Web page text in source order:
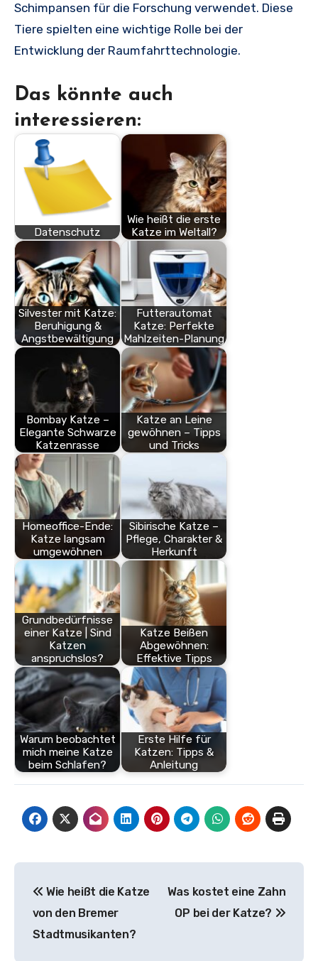
Schimpansen für die Forschung verwendet. Diese
Tiere spielten eine wichtige Rolle bei der
Entwicklung der Raumfahrttechnologie.
Das könnte auch
interessieren:
Datenschutz
Wie heißt die erste
Katze im Weltall?
Silvester mit Katze:
Beruhigung &
Angstbewältigung
Futterautomat
Katze: Perfekte
Mahlzeiten-Planung
Bombay Katze –
Elegante Schwarze
Katzenrasse
Katze an Leine
gewöhnen – Tipps
und Tricks
Homeoffice-Ende:
Katze langsam
umgewöhnen
Sibirische Katze –
Pflege, Charakter &
Herkunft
Grundbedürfnisse
einer Katze | Sind
Katzen
anspruchslos?
Katze Beißen
Abgewöhnen:
Effektive Tipps
Warum beobachtet
mich meine Katze
beim Schlafen?
Erste Hilfe für
Katzen: Tipps &
Anleitung
Wie heißt die Katze
von den Bremer
Stadtmusikanten?
Was kostet eine Zahn
OP bei der Katze?